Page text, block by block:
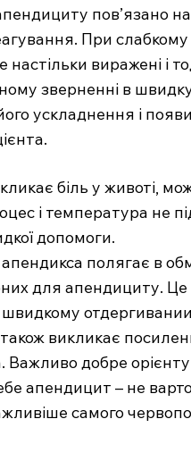
SUBSCRIBE NOW
пов’язано
При слабкому
виражені і
зверненні в
ускладнення і
біль у животі,
і температура не
допомоги.
полягає в
для апендициту. Це
викликає
Важливо добре
апендицит – не
самого